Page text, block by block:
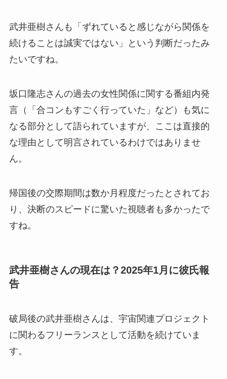
武井亜樹さんも「ずれていると感じながら関係を
続けることは誠実ではない」という判断だったみ
たいですね。
坂口隆志さんの過去の女性関係に関する番組内発
言（「合コンもすごく行っていた」など）も気に
なる部分として語られていますが、ここは直接的
な理由として明言されているわけではありませ
ん。
帰国後の交際期間は数か月程度だったとされてお
り、決断のスピードに驚いた視聴者も多かったで
すね。
武井亜樹さんの現在は？2025年1月に彼氏報
告
破局後の武井亜樹さんは、宇宙関連プロジェクト
に関わるフリーランスとして活動を続けていま
す。